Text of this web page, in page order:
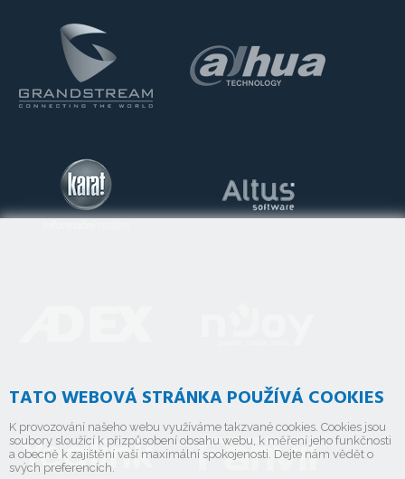
TATO WEBOVÁ STRÁNKA POUŽÍVÁ COOKIES
K provozování našeho webu využíváme takzvané cookies. Cookies jsou
soubory sloužící k přizpůsobení obsahu webu, k měření jeho funkčnosti
a obecně k zajištění vaší maximální spokojenosti. Dejte nám vědět o
svých preferencích.